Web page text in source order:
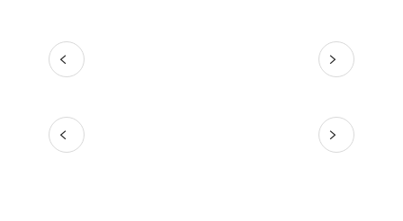
Lire la suite
Lire la suite
Les 10 destinations
Lire la suite